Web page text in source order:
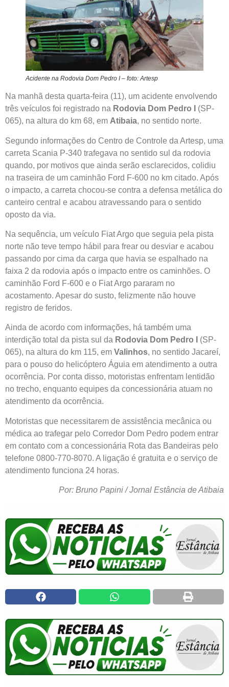
Acidente na Rodovia Dom Pedro I – foto: Artesp
Na manhã desta quarta-feira (11), um acidente envolvendo
três veículos foi registrado na Rodovia Dom Pedro I (SP-
065), na altura do km 68, em Atibaia, no sentido norte.
Segundo informações do Centro de Controle da Artesp, uma
carreta Scania P-340 trafegava no sentido sul da rodovia
quando, por motivos que ainda serão esclarecidos, colidiu
na traseira de um caminhão Ford F-600 no km citado. Após
o impacto, a carreta chocou-se contra a defensa metálica do
canteiro central e acabou atravessando para o sentido
oposto da via.
Na sequência, um veículo Fiat Argo que seguia pela pista
norte não teve tempo hábil para frear ou desviar e acabou
passando por cima da carga que havia se espalhado na
faixa 2 da rodovia após o impacto entre os caminhões. O
caminhão Ford F-600 e o Fiat Argo pararam no
acostamento. Apesar do susto, felizmente não houve
registro de feridos.
Ainda de acordo com informações, há também uma
interdição total da pista sul da Rodovia Dom Pedro I
(SP-
065), na altura do km 115, em Valinhos, no sentido Jacareí,
para o pouso do helicóptero Águia em atendimento a outra
ocorrência. Por conta disso, motoristas enfrentam lentidão
no trecho, enquanto equipes da concessionária atuam no
atendimento da ocorrência.
Motoristas que necessitarem de assistência mecânica ou
médica ao trafegar pelo Corredor Dom Pedro podem entrar
em contato com a concessionária Rota das Bandeiras pelo
telefone 0800-770-8070. A ligação é gratuita e o serviço de
atendimento funciona 24 horas.
Por: Bruno Papini / Jornal Estância de Atibaia